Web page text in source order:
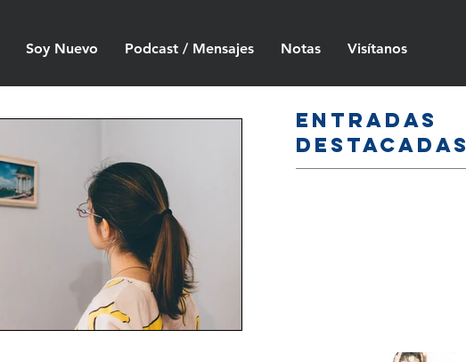
Soy Nuevo Podcast / Mensajes Notas Visítanos
Entradas
destacadas